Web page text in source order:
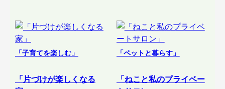
「子育てを楽しむ」
「片づけが楽しくなる
「ペットと暮らす」
「ねこと私のプライベー